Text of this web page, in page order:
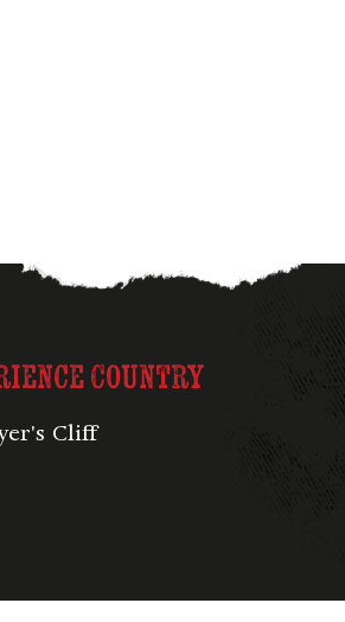
Country
Cliff